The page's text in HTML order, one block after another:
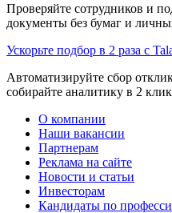
Проверяйте сотрудников и
документы без бумаг и
Ускорьте подбор в 2 раза с
Автоматизируйте сбор
собирайте аналитику в 2
О компании
Наши вакансии
Партнерам
Реклама на сайте
Новости и статьи
Инвесторам
Кандидаты по